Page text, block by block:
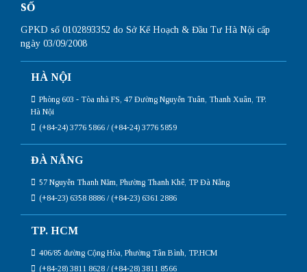
SỐ
GPKD số 0102893352 do Sở Kế Hoạch & Đầu Tư Hà Nội cấp
ngày 03/09/2008
HÀ NỘI
Phòng 603 - Tòa nhà FS, 47 Đường Nguyễn Tuân, Thanh Xuân, TP.
Hà Nội
(+84-24) 3776 5866 / (+84-24) 3776 5859
ĐÀ NẴNG
57 Nguyễn Thanh Năm, Phường Thanh Khê, TP Đà Nẵng
(+84-23) 6358 8886 / (+84-23) 6361 2886
TP. HCM
406/85 đường Cộng Hòa, Phường Tân Bình, TP.HCM
(+84-28) 3811 8628 / (+84-28) 3811 8566